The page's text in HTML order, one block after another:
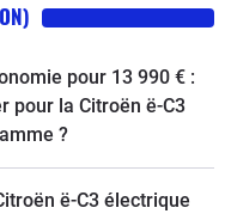
pour 13 990 € :
pour la Citroën ë-C3
?
ë-C3 électrique